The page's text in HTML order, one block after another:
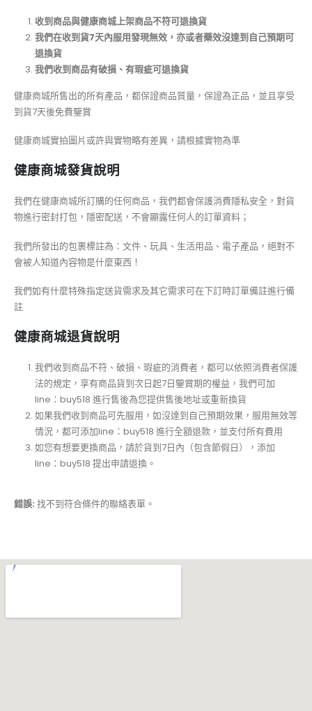
收到商品與健康商城上架商品不符可退換貨
我們在收到貨7天內服用發現無效，亦或者藥效沒達到自己預期可
退換貨
我們收到商品有破損、有瑕疵可退換貨
健康商城所售出的所有產品，都保證商品質量，保證為正品，並且享受
到貨7天後免費鑒賞
健康商城實拍圖片或許與實物略有差異，請根據實物為準
健康商城發貨說明
我們在健康商城所訂購的任何商品，我們都會保護消費隱私安全，對貨
物進行密封打包，隱密配送，不會顯露任何人的訂單資料；
我們所發出的包裹標註為：文件、玩具、生活用品、電子產品，絕對不
會被人知道內容物是什麼東西！
我們如有什麼特殊指定送貨需求及其它需求可在下訂時訂單備註進行備
註
健康商城退貨說明
我們收到商品不符、破損、瑕疵的消費者，都可以依照消費者保護
法的規定，享有商品貨到次日起7日鑒賞期的權益，我們可加
line：buy518 進行售後為您提供售後地址或重新換貨
如果我們收到商品可先服用，如沒達到自己預期效果，服用無效等
情況，都可添加line：buy518 進行全額退款，並支付所有費用
如您有想要更換商品，請於貨到7日內（包含節假日），添加
line：buy518 提出申請退換。
錯誤: 找不到符合條件的聯絡表單。